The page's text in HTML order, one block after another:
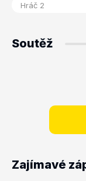
Soutěž
Zajímavé